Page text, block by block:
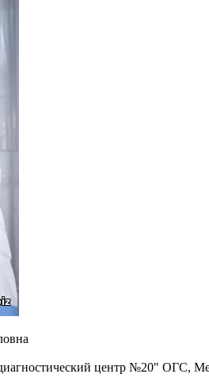
центр №20" ОГС,